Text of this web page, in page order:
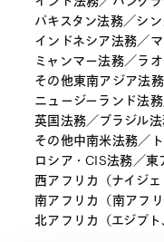
パキスタン法務／シ
インドネシア法務／
ミャンマー法務／ラ
その他東南アジア法務
ニュージーランド法務
英国法務／ブラジル
その他中南米法務／
ロシア・CIS法務／東
西アフリカ（ナイジェ
南アフリカ（南アフリ
北アフリカ（エジプト